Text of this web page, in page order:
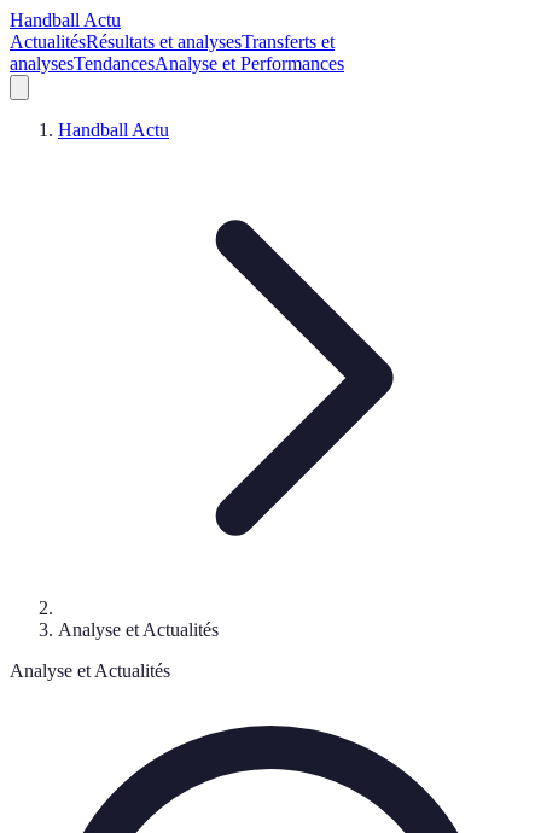
Handball Actu
ActualitésRésultats et analysesTransferts et
analysesTendancesAnalyse et Performances
Handball Actu
Analyse et Actualités
Analyse et Actualités